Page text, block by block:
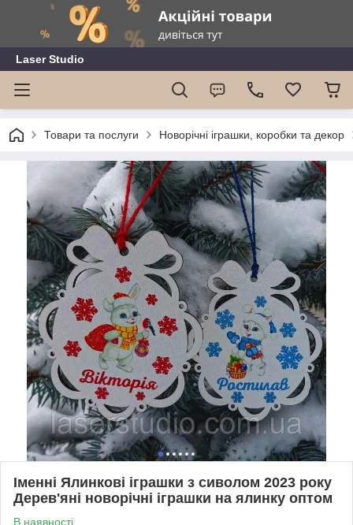
Laser Studio
Товари та послуги Новорічні іграшки, коробки та декор
Іменні Ялинкові іграшки з сиволом 2023 року
Дерев'яні новорічні іграшки на ялинку оптом
В наявності